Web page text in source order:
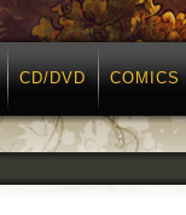
CD/DVD COMICS